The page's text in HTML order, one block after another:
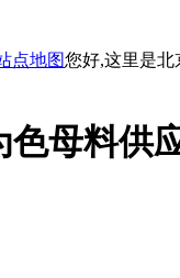
点地图您好,这里是
色母料供